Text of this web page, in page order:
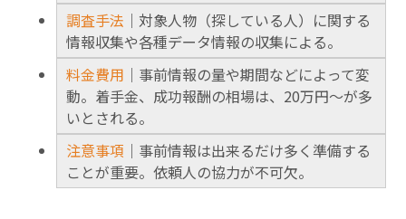
調査手法 ｜対象人物（探している人）に関する
情報収集や各種データ情報の収集による。
料金費用 ｜事前情報の量や期間などによって変
動。着手金、成功報酬の相場は、20万円～が多
いとされる。
注意事項 ｜事前情報は出来るだけ多く準備する
ことが重要。依頼人の協力が不可欠。